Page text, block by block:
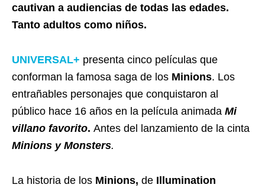
cautivan a audiencias de todas las edades.
Tanto adultos como niños.
UNIVERSAL+ presenta cinco películas que
conforman la famosa saga de los Minions. Los
entrañables personajes que conquistaron al
público hace 16 años en la película animada Mi
villano favorito. Antes del lanzamiento de la cinta
Minions y Monsters.
La historia de los Minions, de Illumination